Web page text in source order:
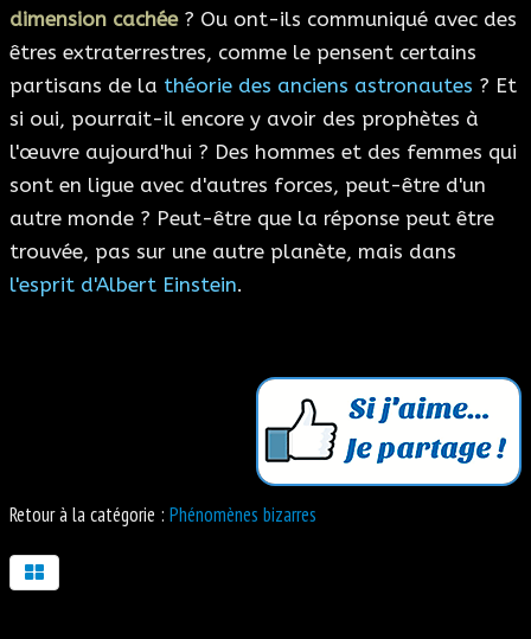
dimension cachée? Ou ont-ils communiqué avec des
êtres extraterrestres, comme le pensent certains
partisans de la théorie des anciens astronautes ? Et
si oui, pourrait-il encore y avoir des prophètes à
l'œuvre aujourd'hui ? Des hommes et des femmes qui
sont en ligue avec d'autres forces, peut-être d'un
autre monde ? Peut-être que la réponse peut être
trouvée, pas sur une autre planète, mais dans
l'esprit d'Albert Einstein.
Retour à la catégorie : Phénomènes bizarres